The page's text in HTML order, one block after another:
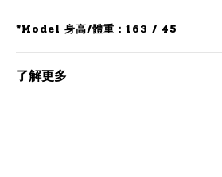
*Model 身高/體重：163 / 45
了解更多